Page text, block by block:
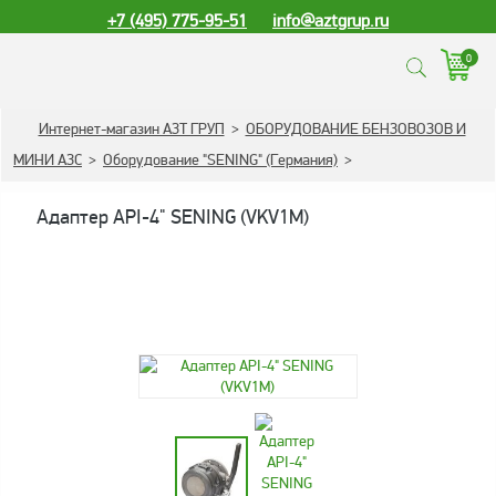
+7 (495) 775-95-51 info@aztgrup.ru
0
КАТАЛОГ ПРОДУКЦИИ
Топливораздаточные
Газораздаточные
Погружные насосы к
Интернет-магазин АЗТ ГРУП > ОБОРУДОВАНИЕ БЕНЗОВОЗОВ И
МИНИ АЗС > Оборудование "SENING" (Германия) >
Адаптер API-4" SENING (VKV1M)